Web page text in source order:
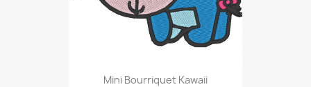
Mini Bourriquet Kawaii